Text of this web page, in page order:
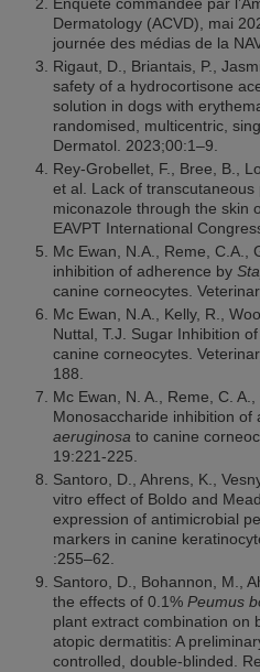
Enquête commandée par
Dermatology (ACVD), mai
journée des médias de la
Rigaut, D., Briantais, P.,
safety of a hydrocortisone
solution in dogs with
randomised, multicentric,
Dermatol. 2023;00:1–9.
Rey-Grobellet, F., Bree, B.,
et al. Lack of
miconazole through the skin
EAVPT International
Mc Ewan, N.A., Reme, C.A.,
inhibition of adherence by
canine corneocytes.
Mc Ewan, N.A., Kelly, R.,
Nuttal, T.J. Sugar Inhibition of
canine corneocytes.
188.
Mc Ewan, N. A., Reme, C.
Monosaccharide inhibition of
aeruginosa to canine
19:221-225.
Santoro, D., Ahrens, K.,
vitro effect of Boldo and
expression of antimicrobial
markers in canine
:255–62.
Santoro, D., Bohannon, M.,
the effects of 0.1% Peumus
plant extract combination on
atopic dermatitis: A
controlled, double-blinded.